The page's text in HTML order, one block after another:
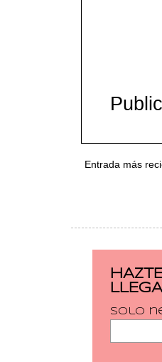
Entrada más
Solo